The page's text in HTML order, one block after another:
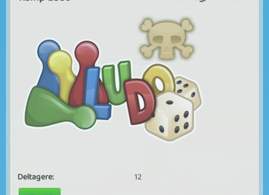
Deltagere:
12